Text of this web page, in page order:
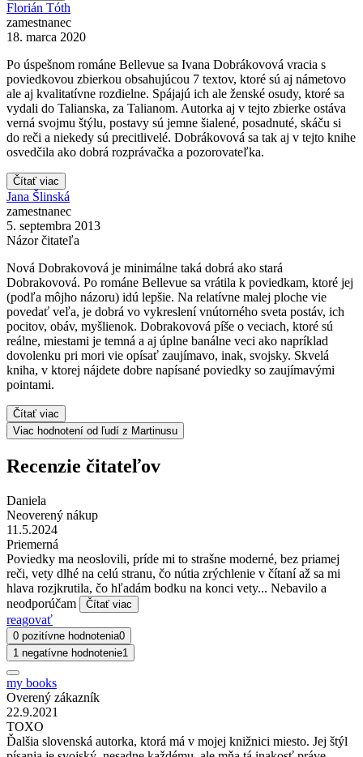
Florián Tóth
zamestnanec
18. marca 2020
Po úspešnom románe Bellevue sa Ivana Dobrákovová vracia s
poviedkovou zbierkou obsahujúcou 7 textov, ktoré sú aj námetovo
ale aj kvalitatívne rozdielne. Spájajú ich ale ženské osudy, ktoré sa
vydali do Talianska, za Talianom. Autorka aj v tejto zbierke ostáva
verná svojmu štýlu, postavy sú jemne šialené, posadnuté, skáču si
do reči a niekedy sú precitlivelé. Dobrákovová sa tak aj v tejto knihe
osvedčila ako dobrá rozprávačka a pozorovateľka.
Čítať viac
Jana Šlinská
zamestnanec
5. septembra 2013
Názor čitateľa
Nová Dobrakovová je minimálne taká dobrá ako stará
Dobrakovová. Po románe Bellevue sa vrátila k poviedkam, ktoré jej
(podľa môjho názoru) idú lepšie. Na relatívne malej ploche vie
povedať veľa, je dobrá vo vykreslení vnútorného sveta postáv, ich
pocitov, obáv, myšlienok. Dobrakovová píše o veciach, ktoré sú
reálne, miestami je temná a aj úplne banálne veci ako napríklad
dovolenku pri mori vie opísať zaujímavo, inak, svojsky. Skvelá
kniha, v ktorej nájdete dobre napísané poviedky so zaujímavými
pointami.
Čítať viac
Viac hodnotení od ľudí z Martinusu
Recenzie čitateľov
Daniela
Neoverený nákup
11.5.2024
Priemerná
Poviedky ma neoslovili, príde mi to strašne moderné, bez priamej
reči, vety dlhé na celú stranu, čo nútia zrýchlenie v čítaní až sa mi
hlava rozjkrutila, čo hľadám bodku na konci vety... Nebavilo a
neodporúčam
Čítať viac
reagovať
0 pozitívne hodnotenia0
1 negatívne hodnotenie1
my books
Overený zákazník
22.9.2021
TOXO
Ďalšia slovenská autorka, ktorá má v mojej knižnici miesto. Jej štýl